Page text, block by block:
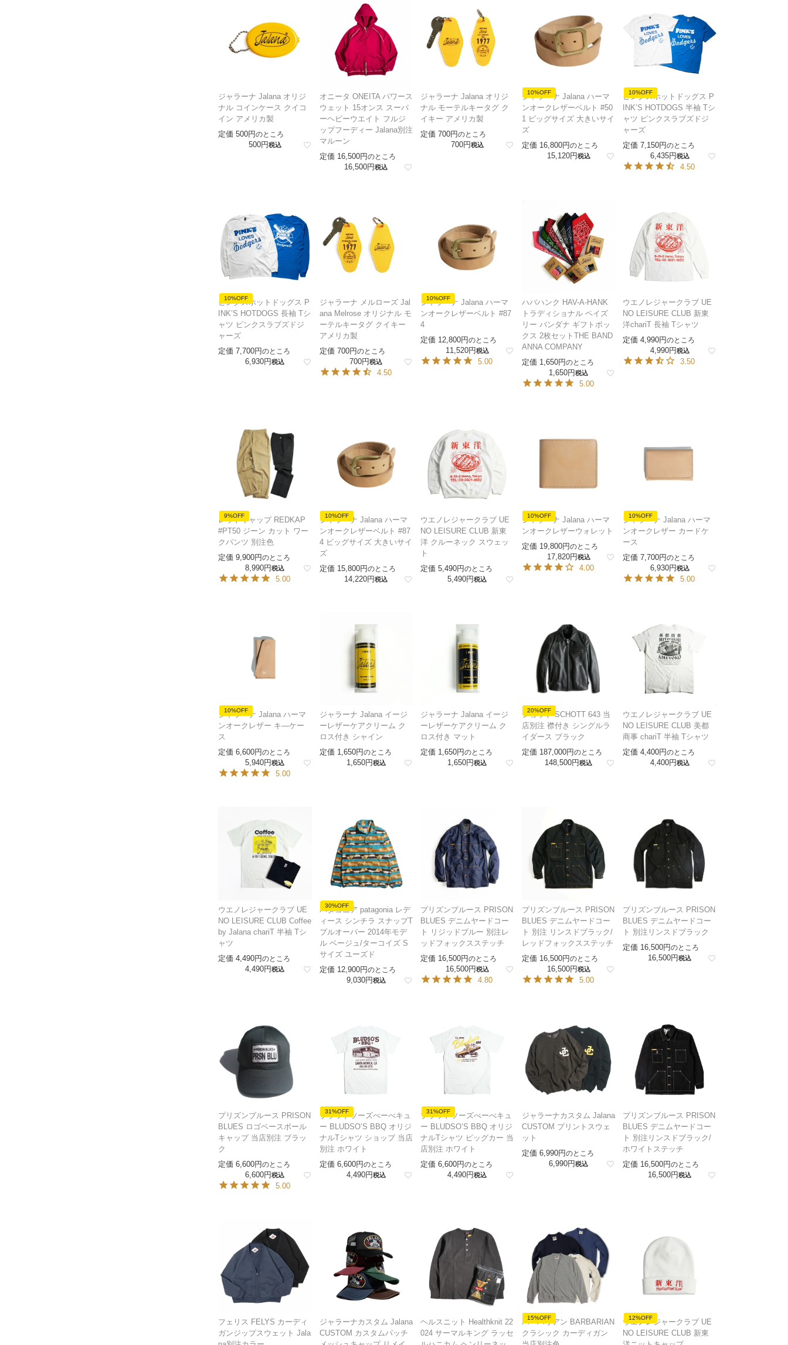
ジャラーナ Jalana オリジ
ナル コインケース クイコ
イン アメリカ製
定価 500 のところ
500 税込
オニータ ONEITA パワース
ウェット 15オンス スーパ
ーヘビーウエイト フルジ
ップフーディー Jalana別注
マルーン
定価 16,500 のところ
16,500 税込
ジャラーナ Jalana オリジ
ナル モーテルキータグ ク
イキー アメリカ製
定価 700 のところ
700 税込
10%OFF
ジャラーナ Jalana ハーマ
ンオークレザーベルト #50
1 ビッグサイズ 大きいサイ
ズ
定価 16,800 のところ
15,120 税込
10%OFF
ピンクスホットドッグス P
INK’S HOTDOGS 半袖 Tシ
ャツ ピンクスラブズドジ
ャーズ
定価 7,150 のところ
6,435 税込
4.50
10%OFF
ピンクスホットドッグス P
INK’S HOTDOGS 長袖 Tシ
ャツ ピンクスラブズドジ
ャーズ
定価 7,700 のところ
6,930 税込
ジャラーナ メルローズ Jal
ana Melrose オリジナル モ
ーテルキータグ クイキー
アメリカ製
定価 700 のところ
700 税込
4.50
10%OFF
ジャラーナ Jalana ハーマ
ンオークレザーベルト #87
4
定価 12,800 のところ
11,520 税込
5.00
ハバハンク HAV-A-HANK
トラディショナル ペイズ
リー バンダナ ギフトボッ
クス 2枚セットTHE BAND
ANNA COMPANY
定価 1,650 のところ
1,650 税込
5.00
ウエノレジャークラブ UE
NO LEISURE CLUB 新東
洋chariT 長袖 Tシャツ
定価 4,990 のところ
4,990 税込
3.50
9%OFF
レッドキャップ REDKAP
#PT50 ジーン カット ワー
クパンツ 別注色
定価 9,900 のところ
8,990 税込
5.00
10%OFF
ジャラーナ Jalana ハーマ
ンオークレザーベルト #87
4 ビッグサイズ 大きいサイ
ズ
定価 15,800 のところ
14,220 税込
ウエノレジャークラブ UE
NO LEISURE CLUB 新東
洋 クルーネック スウェッ
ト
定価 5,490 のところ
5,490 税込
10%OFF
ジャラーナ Jalana ハーマ
ンオークレザーウォレット
定価 19,800 のところ
17,820 税込
4.00
10%OFF
ジャラーナ Jalana ハーマ
ンオークレザー カードケ
ース
定価 7,700 のところ
6,930 税込
5.00
10%OFF
ジャラーナ Jalana ハーマ
ンオークレザー キ―ケー
ス
定価 6,600 のところ
5,940 税込
5.00
ジャラーナ Jalana イージ
ーレザーケアクリーム ク
ロス付き シャイン
定価 1,650 のところ
1,650 税込
ジャラーナ Jalana イージ
ーレザーケアクリーム ク
ロス付き マット
定価 1,650 のところ
1,650 税込
20%OFF
ショット SCHOTT 643 当
店別注 襟付き シングルラ
イダース ブラック
定価 187,000 のところ
148,500 税込
ウエノレジャークラブ UE
NO LEISURE CLUB 美都
商事 chariT 半袖 Tシャツ
定価 4,400 のところ
4,400 税込
ウエノレジャークラブ UE
NO LEISURE CLUB Coffee
by Jalana chariT 半袖 Tシ
ャツ
定価 4,490 のところ
4,490 税込
30%OFF
パタゴニア patagonia レデ
ィース シンチラ スナップT
プルオーバー 2014年モデ
ル ベージュ/ターコイズ S
サイズ ユーズド
定価 12,900 のところ
9,030 税込
プリズンブルース PRISON
BLUES デニムヤードコー
ト リジッドブルー 別注レ
ッドフォックスステッチ
定価 16,500 のところ
16,500 税込
4.80
プリズンブルース PRISON
BLUES デニムヤードコー
ト 別注 リンスドブラック/
レッドフォックスステッチ
定価 16,500 のところ
16,500 税込
5.00
プリズンブルース PRISON
BLUES デニムヤードコー
ト 別注リンスドブラック
定価 16,500 のところ
16,500 税込
プリズンブルース PRISON
BLUES ロゴベースボール
キャップ 当店別注 ブラッ
ク
定価 6,600 のところ
6,600 税込
5.00
31%OFF
ブラッドソーズべーべキュ
ー BLUDSO’S BBQ オリジ
ナルTシャツ ショップ 当店
別注 ホワイト
定価 6,600 のところ
4,490 税込
31%OFF
ブラッドソーズべーべキュ
ー BLUDSO’S BBQ オリジ
ナルTシャツ ピッグカー 当
店別注 ホワイト
定価 6,600 のところ
4,490 税込
ジャラーナカスタム Jalana
CUSTOM プリントスウェ
ット
定価 6,990 のところ
6,990 税込
プリズンブルース PRISON
BLUES デニムヤードコー
ト 別注リンスドブラック/
ホワイトステッチ
定価 16,500 のところ
16,500 税込
フェリス FELYS カーディ
ガンジップスウェット Jala
ジャラーナカスタム Jalana
CUSTOM カスタムパッチ
ヘルスニット Healthknit 22
024 サーマルキング ラッセ
15%OFF
バーバリアン BARBARIAN
クラシック カーディガン
12%OFF
ウエノレジャークラブ UE
NO LEISURE CLUB 新東